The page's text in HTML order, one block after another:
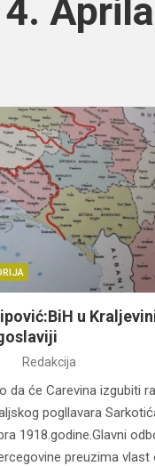
Aprila
u
Redakcija
da će Carevina izgubiti
pogllavara
1918.godine.Glavni
preuzima vlast